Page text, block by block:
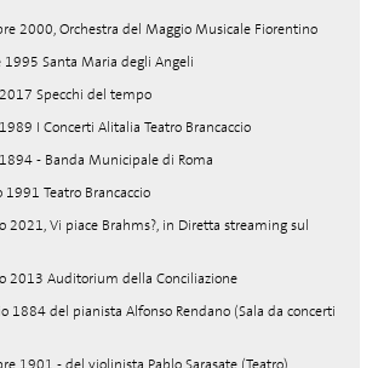
2000, Orchestra del Maggio Musicale Fiorentino
Santa Maria degli Angeli
Specchi del tempo
I Concerti Alitalia Teatro Brancaccio
- Banda Municipale di Roma
Teatro Brancaccio
2021, Vi piace Brahms?, in Diretta streaming sul
2013 Auditorium della Conciliazione
1884 del pianista Alfonso Rendano (Sala da concerti